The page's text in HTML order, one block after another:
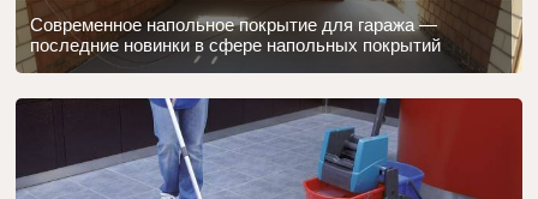
Современное напольное покрытие для гаража —
последние новинки в сфере напольных покрытий